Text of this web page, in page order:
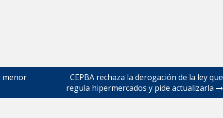
menor
CEPBA rechaza la derogación de la ley que
regula hipermercados y pide actualizarla